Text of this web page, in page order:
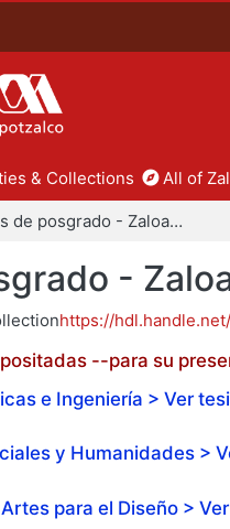
& Collections All of
Tesis de posgrado - Zaloamati
-
https://
--para su
e Ingeniería > Ver
y Humanidades >
para el Diseño >